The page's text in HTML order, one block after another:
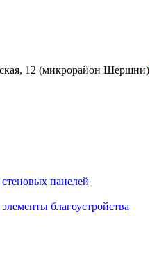
12 (микрорайон Шершни)
панелей
благоустройства